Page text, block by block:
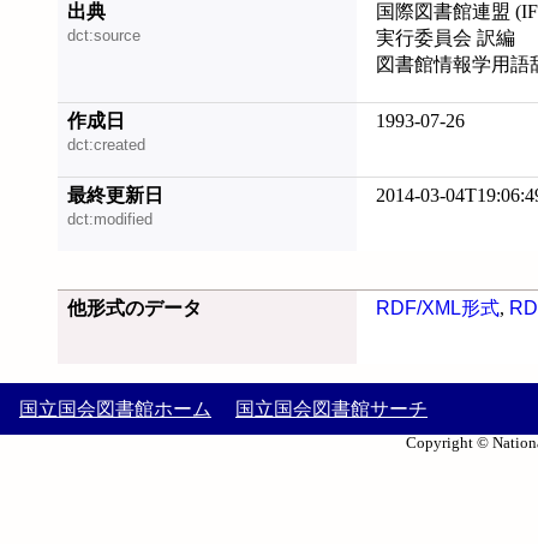
出典
dct:source
国際図書館連盟
実行委員会 訳編
図書館情報学用語
作成日
dct:created
1993-07-26
最終更新日
dct:modified
2014-03-
他形式のデータ RDF/XML形式,
国立国会図書館ホーム 国立国会図書館サーチ
Copyright ©